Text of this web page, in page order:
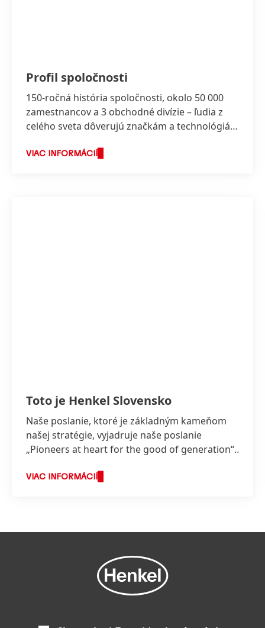
Profil spoločnosti
150-ročná história spoločnosti, okolo 50 000
zamestnancov a 3 obchodné divízie – ľudia z
celého sveta dôverujú značkám a technológiám
VIAC INFORMÁCIÍ
Toto je Henkel Slovensko
Naše poslanie, ktoré je základným kameňom
našej stratégie, vyjadruje naše poslanie
„Pioneers at heart for the good of generation“,
čo usilujeme.
VIAC INFORMÁCIÍ